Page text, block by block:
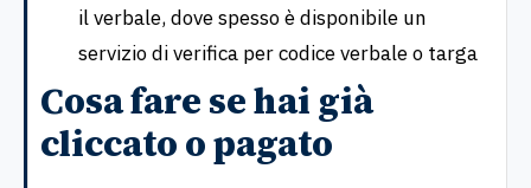
il verbale, dove spesso è disponibile un
servizio di verifica per codice verbale o targa
Cosa fare se hai già
cliccato o pagato